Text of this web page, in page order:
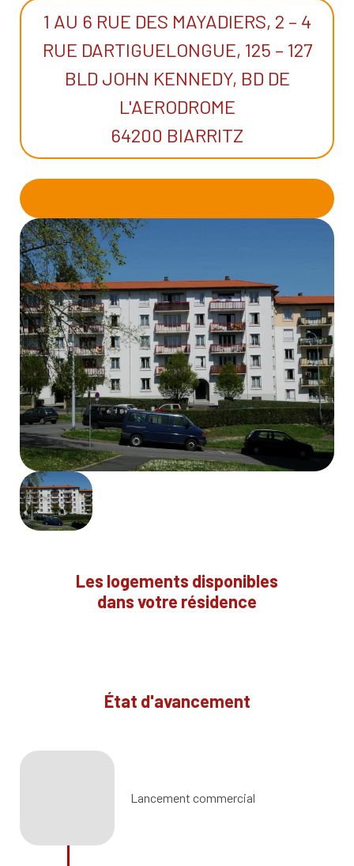
1 AU 6 RUE DES MAYADIERS, 2 – 4
RUE DARTIGUELONGUE, 125 – 127
BLD JOHN KENNEDY, BD DE
L'AERODROME
64200 BIARRITZ
Les logements disponibles
dans votre résidence
État d'avancement
Lancement commercial